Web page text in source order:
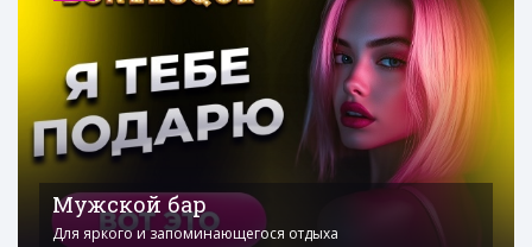
Мужской бар
Для яркого и запоминающегося отдыха